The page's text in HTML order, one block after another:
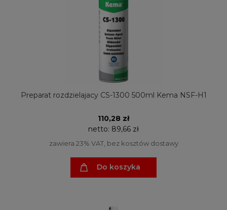
Preparat rozdzielajacy CS-1300 500ml Kema NSF-H1
110,28 zł
netto: 89,66 zł
zawiera 23% VAT, bez kosztów dostawy
Do koszyka